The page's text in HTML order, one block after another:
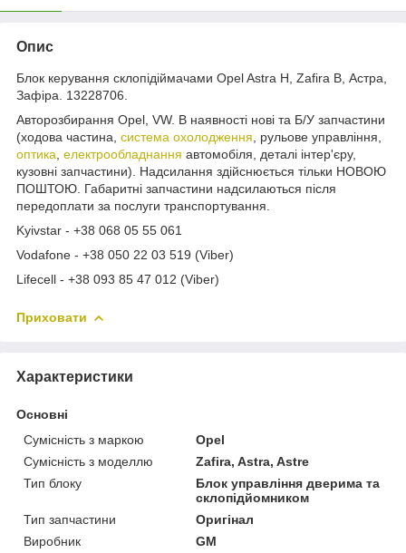
Опис
Блок керування склопідіймачами Opel Astra H, Zafira B, Астра,
Зафіра. 13228706.
Авторозбирання Opel, VW. В наявності нові та Б/У запчастини
(ходова частина, система охолодження , рульове управління,
оптика електрообладнання автомобіля, деталі інтер'єру,
кузовні запчастини). Надсилання здійснюється тільки НОВОЮ
ПОШТОЮ. Габаритні запчастини надсилаються після
передоплати за послуги транспортування.
Kyivstar - +38 068 05 55 061
Vodafone - +38 050 22 03 519 (Viber)
Lifecell - +38 093 85 47 012 (Viber)
Приховати
Характеристики
Основні
Сумісність з маркою
Opel
Сумісність з моделлю
Zafira, Astra, Astre
Тип блоку
Блок управління дверима та
склопідйомником
Тип запчастини
Оригінал
Виробник
GM